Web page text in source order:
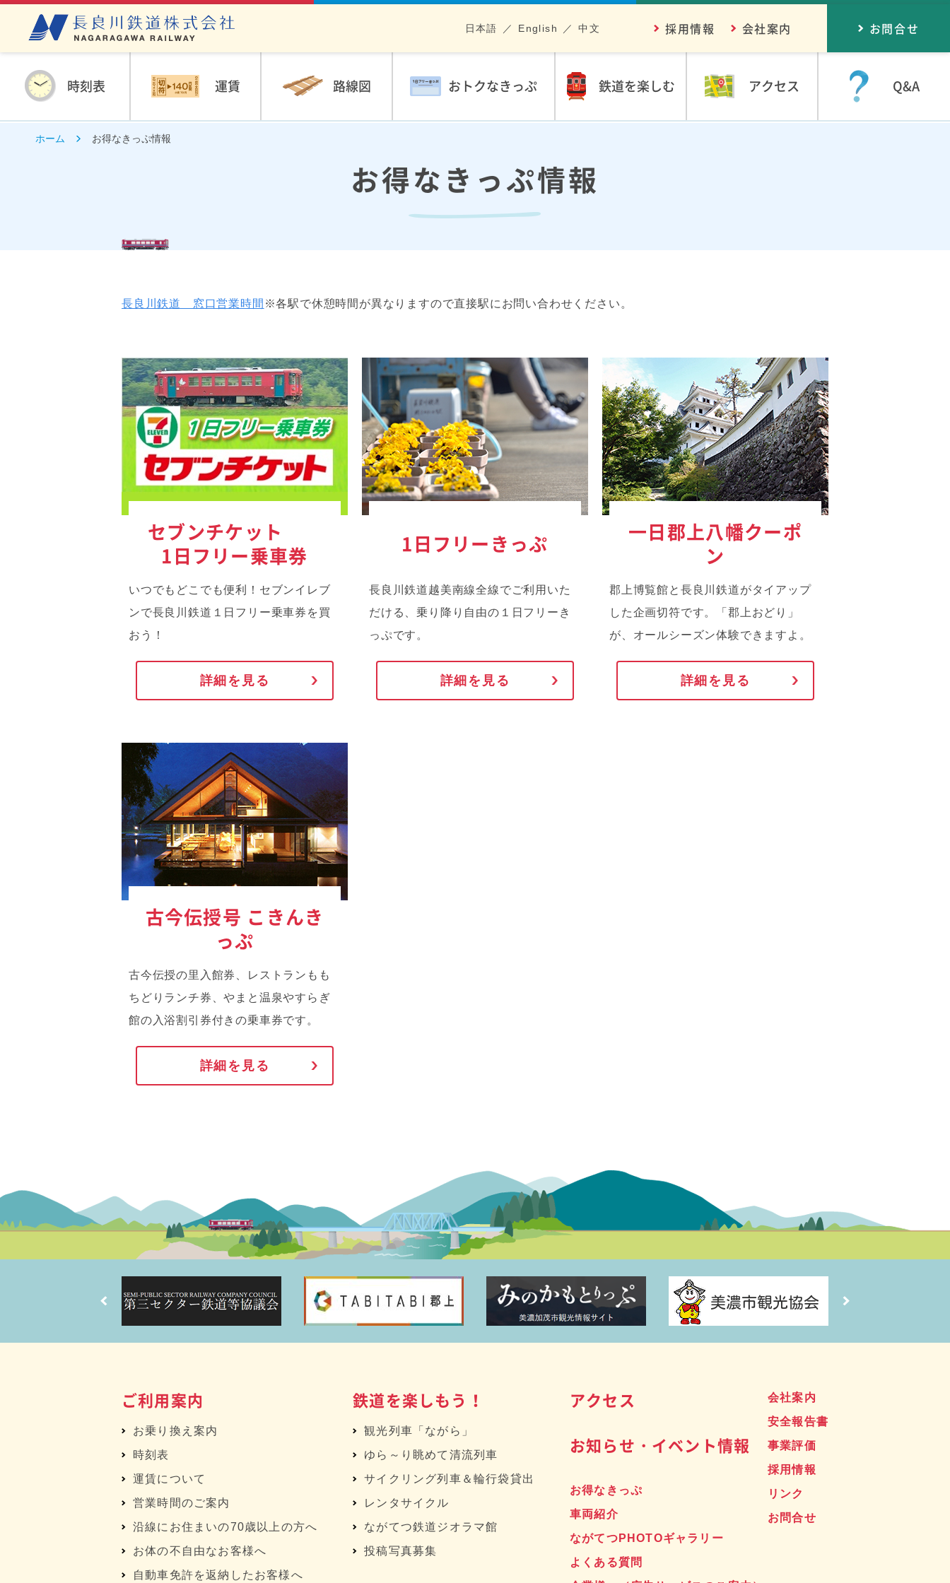
時刻表 運賃 路線図 おトクなきっぷ 鉄道を楽しむ アクセス Q&A
採用情報 会社案内
日本語 English 中文 お問合せ
ホーム お得なきっぷ情報
お得なきっぷ情報
長良川鉄道 窓口営業時間 ※各駅で休憩時間が異なりますので直接駅にお問い合わせください。
セブンチケット
1日フリー乗車券
いつでもどこでも便利！セブンイレブ
ンで長良川鉄道１日フリー乗車券を買
おう！
詳細を見る
1日フリーきっぷ
長良川鉄道越美南線全線でご利用いた
だける、乗り降り自由の１日フリーき
っぷです。
詳細を見る
一日郡上八幡クーポ
ン
郡上博覧館と長良川鉄道がタイアップ
した企画切符です。「郡上おどり」
が、オールシーズン体験できますよ。
詳細を見る
古今伝授号 こきんき
っぷ
古今伝授の里入館券、レストランもも
ちどりランチ券、やまと温泉やすらぎ
館の入浴割引券付きの乗車券です。
詳細を見る
ご利用案内
お乗り換え案内
時刻表
運賃について
営業時間のご案内
沿線にお住まいの70歳以上の方へ
お体の不自由なお客様へ
自動車免許を返納したお客様へ
鉄道を楽しもう！
観光列車「ながら」
ゆら～り眺めて清流列車
サイクリング列車＆輪行袋貸出
レンタサイクル
ながてつ鉄道ジオラマ館
投稿写真募集
アクセス
お知らせ・イベント情報
お得なきっぷ
車両紹介
ながてつPHOTOギャラリー
よくある質問
会社案内
安全報告書
事業評価
採用情報
リンク
お問合せ